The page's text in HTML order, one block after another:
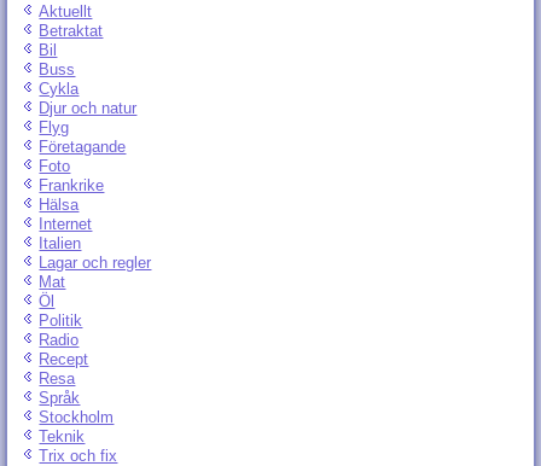
Aktuellt
Betraktat
Bil
Buss
Cykla
Djur och natur
Flyg
Företagande
Foto
Frankrike
Hälsa
Internet
Italien
Lagar och regler
Mat
Öl
Politik
Radio
Recept
Resa
Språk
Stockholm
Teknik
Trix och fix